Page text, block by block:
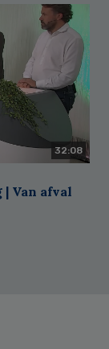
32:08
| Van afval